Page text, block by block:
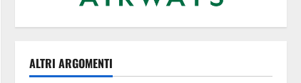
ALTRI ARGOMENTI